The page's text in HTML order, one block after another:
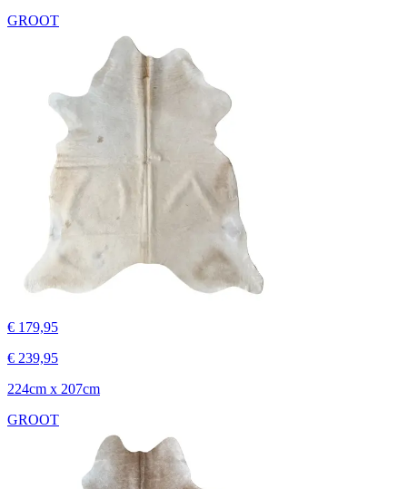
GROOT
€ 179,95
€ 239,95
224cm x 207cm
GROOT